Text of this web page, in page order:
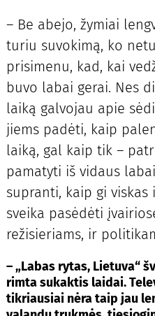
– Be abejo, žymiai
turiu suvokimą, ko
prisimenu, kad, kai
buvo labai gerai. Nes
laiką galvojau apie
jiems padėti, kaip
laiką, gal kaip tik –
pamatyti iš vidaus
supranti, kaip gi viskas
sveika pasėdėti
režisieriams, ir
– „Labas rytas, Lietuva“
rimta sukaktis laidai.
tikriausiai nėra taip jau